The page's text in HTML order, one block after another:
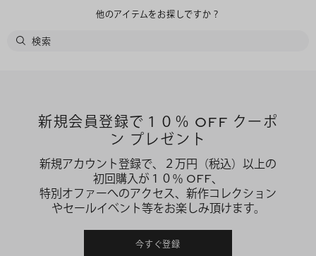
他のアイテムをお探しですか？
新規会員登録で１０％ OFF クーポ
ン プレゼント
新規アカウント登録で、２万円（税込）以上の
初回購入が１０％ OFF、
特別オファーへのアクセス、新作コレクション
やセールイベント等をお楽しみ頂けます。
今すぐ登録